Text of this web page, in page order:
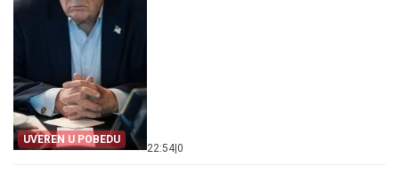
UVEREN U POBEDU
22:54 0